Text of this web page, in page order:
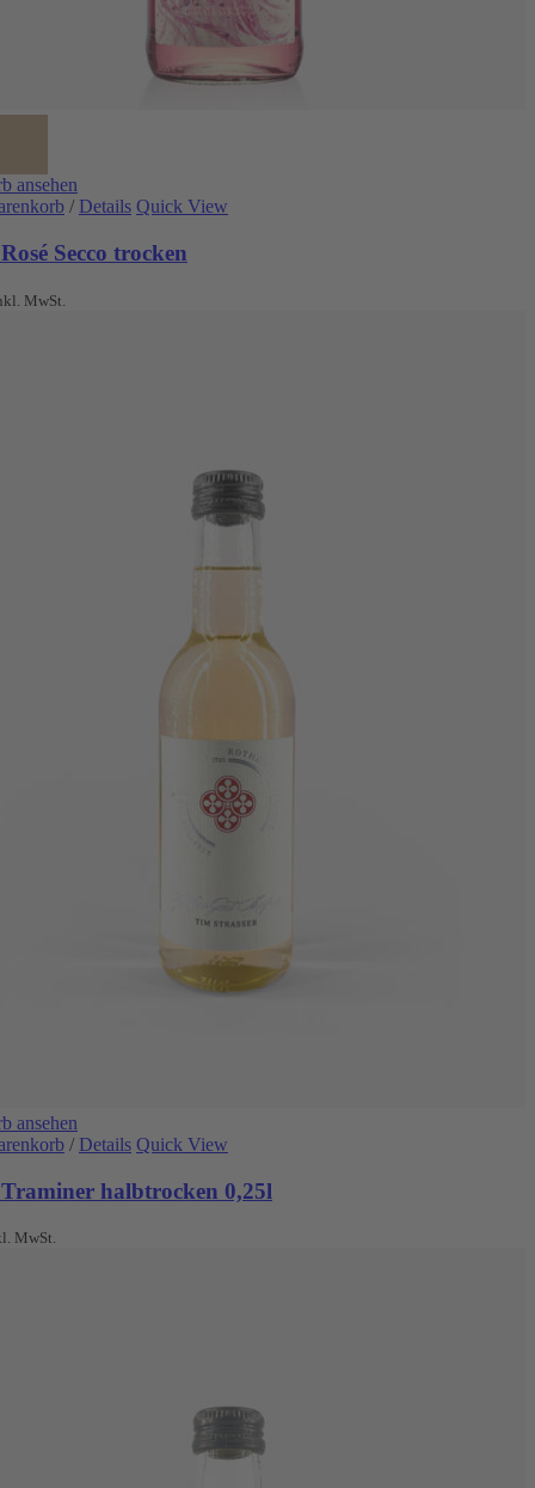
ansehen
/ Details Quick View
Secco trocken
MwSt.
ansehen
/ Details Quick View
halbtrocken 0,25l
MwSt.